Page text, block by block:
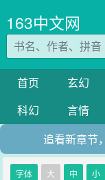
163中文网
首页 玄幻
科幻
言情
追看新章节
字体 大 中 小